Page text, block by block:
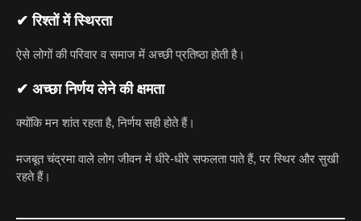
✔ रिश्तों में स्थिरता
ऐसे लोगों की परिवार व समाज में अच्छी प्रतिष्ठा होती है।
✔ अच्छा निर्णय लेने की क्षमता
क्योंकि मन शांत रहता है, निर्णय सही होते हैं।
मजबूत चंद्रमा वाले लोग जीवन में धीरे-धीरे सफलता पाते हैं, पर स्थिर और सुखी
रहते हैं।